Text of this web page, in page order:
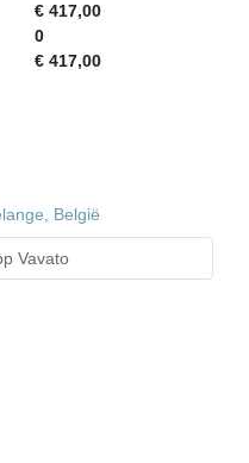
€ 417,00
0
€ 417,00
België
Vavato